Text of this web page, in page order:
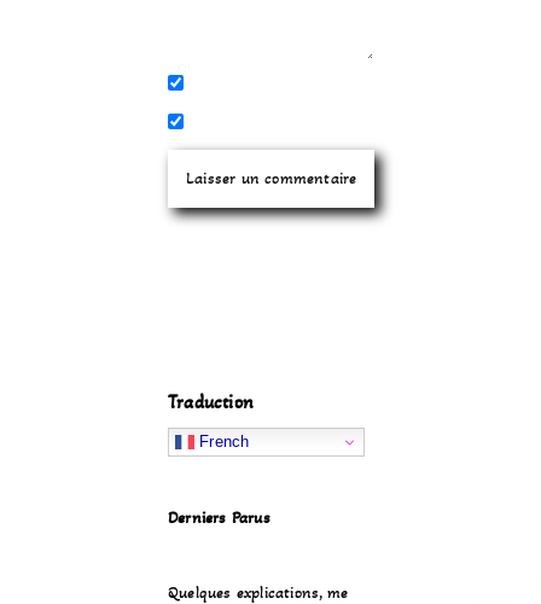
Traduction
French
Derniers Parus
Quelques explications, me